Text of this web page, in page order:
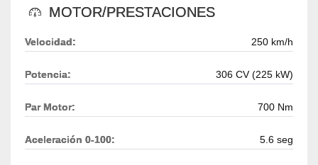
MOTOR/PRESTACIONES
Velocidad: 250 km/h
Potencia: 306 CV (225 kW)
Par Motor: 700 Nm
Aceleración 0-100: 5.6 seg